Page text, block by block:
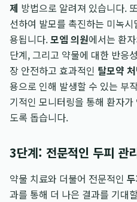
제 방법으로 알려져 있습니다.
선하여 발모를 촉진하는 미녹
용됩니다.모엠 의원에서는 환
단계, 그리고 약물에 대한 반응
장 안전하고 효과적인 탈모약
용으로 인해 발생할 수 있는 부
기적인 모니터링을 통해 환자
도록 돕습니다.
3단계: 전문적인 두피 관
약물 치료와 더불어 전문적인
과를 통해 더 나은 결과를 기대